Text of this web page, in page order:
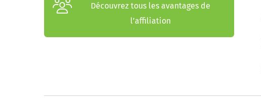
Découvrez tous les avantages de
l’affiliation